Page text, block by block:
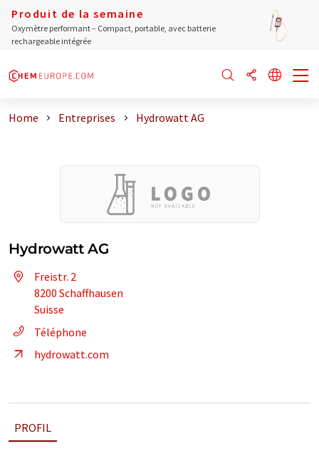
Produit de la semaine
Oxymètre performant – Compact, portable, avec batterie
rechargeable intégrée
Home Entreprises Hydrowatt AG
Hydrowatt AG
Freistr. 2
8200 Schaffhausen
Suisse
Téléphone
hydrowatt.com
PROFIL